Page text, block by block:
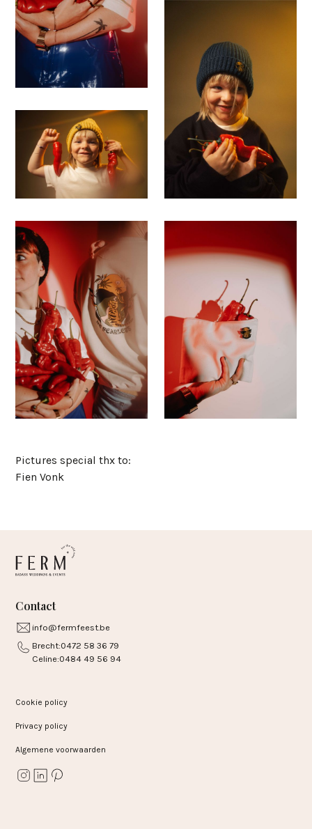
Save
Save
Pictures special thx to:
Fien Vonk
Contact
info@fermfeest.be
Brecht:0472 58 36 79
Celine:0484 49 56 94
Cookie policy
Privacy policy
Algemene voorwaarden